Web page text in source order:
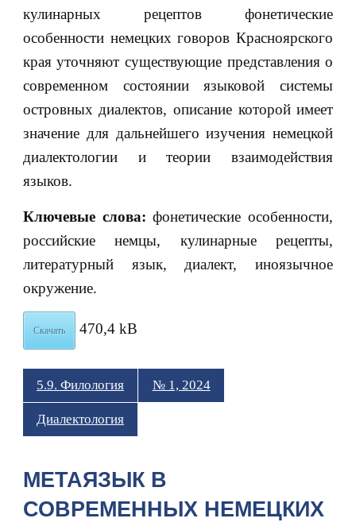
кулинарных рецептов фонетические
особенности немецких говоров Красноярского
края уточняют существующие представления о
современном состоянии языковой системы
островных диалектов, описание которой имеет
значение для дальнейшего изучения немецкой
диалектологии и теории взаимодействия
языков.
Ключевые слова: фонетические особенности,
российские немцы, кулинарные рецепты,
литературный язык, диалект, иноязычное
окружение.
Скачать 470,4 kB
5.9. Филология № 1, 2024
Диалектология
МЕТАЯЗЫК В
СОВРЕМЕННЫХ НЕМЕЦКИХ